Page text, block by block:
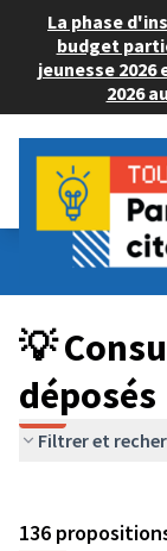
La phase
budget
jeunesse 2026
2026
Budget
💡 Consulter les
💡
déposés
Filtrer et
136